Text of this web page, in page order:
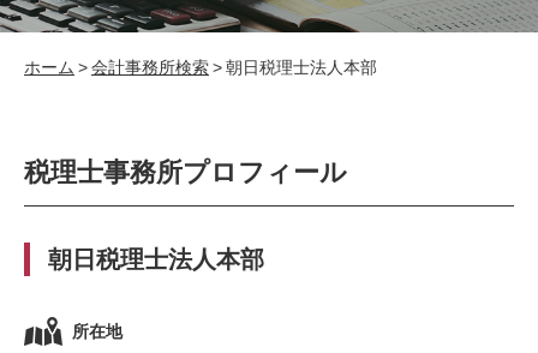
ホーム >会計事務所検索>朝日税理士法人本部
税理士事務所プロフィール
朝日税理士法人本部
所在地